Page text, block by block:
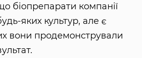
біопрепарати компанії
яких культур, але є
вони продемонстрували